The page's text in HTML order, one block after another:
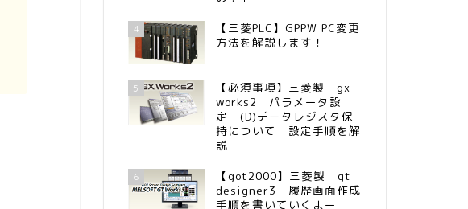
4
【三菱PLC】GPPW PC変更
方法を解説します！
5
【必須事項】三菱製 gx
works2 パラメータ設
定 (D)データレジスタ保
持について 設定手順を解
説
6
【got2000】三菱製 gt
designer3 履歴画面作成
手順を書いていくよー